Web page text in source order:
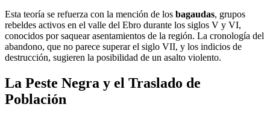
Esta teoría se refuerza con la mención de los bagaudas, grupos
rebeldes activos en el valle del Ebro durante los siglos V y VI,
conocidos por saquear asentamientos de la región. La cronología del
abandono, que no parece superar el siglo VII, y los indicios de
destrucción, sugieren la posibilidad de un asalto violento.
La Peste Negra y el Traslado de
Población